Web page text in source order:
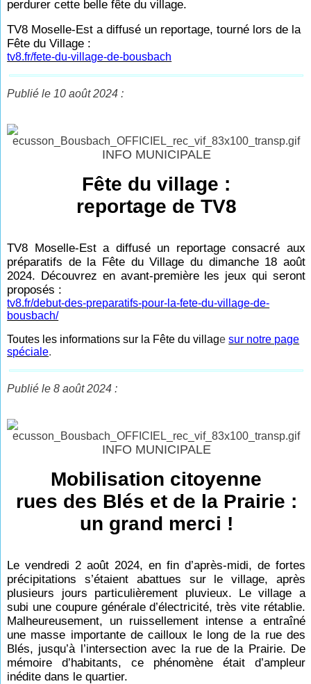
perdurer cette belle fête du village.
TV8 Moselle-Est a diffusé un reportage, tourné lors de la
Fête du Village :
tv8.fr/fete-du-village-de-bousbach
Publié le 10 août 2024 :
INFO MUNICIPALE
Fête du village :
reportage de TV8
TV8 Moselle-Est a diffusé un reportage consacré aux
préparatifs de la Fête du Village du dimanche 18 août
2024. Découvrez en avant-première les jeux qui seront
proposés :
tv8.fr/debut-des-preparatifs-pour-la-fete-du-village-de-
bousbach/
Toutes les informations sur la Fête du villagesur notre page
spéciale.
Publié le 8 août 2024 :
INFO MUNICIPALE
Mobilisation citoyenne
rues des Blés et de la Prairie :
un grand merci !
Le vendredi 2 août 2024, en fin d’après-midi, de fortes
précipitations s’étaient abattues sur le village, après
plusieurs jours particulièrement pluvieux. Le village a
subi une coupure générale d’électricité, très vite rétablie.
Malheureusement, un ruissellement intense a entraîné
une masse importante de cailloux le long de la rue des
Blés, jusqu’à l’intersection avec la rue de la Prairie. De
mémoire d’habitants, ce phénomène était d’ampleur
inédite dans le quartier.